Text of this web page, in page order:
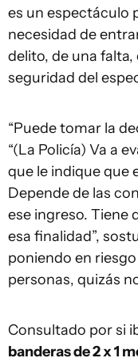
es un espectáculo
necesidad de
delito, de una
seguridad del
“Puede tomar la
“(La Policía) Va a
que le indique que
Depende de las
ese ingreso. Tiene
esa finalidad”,
poniendo en
personas, quizás
Consultado por si
banderas de 2 x 1